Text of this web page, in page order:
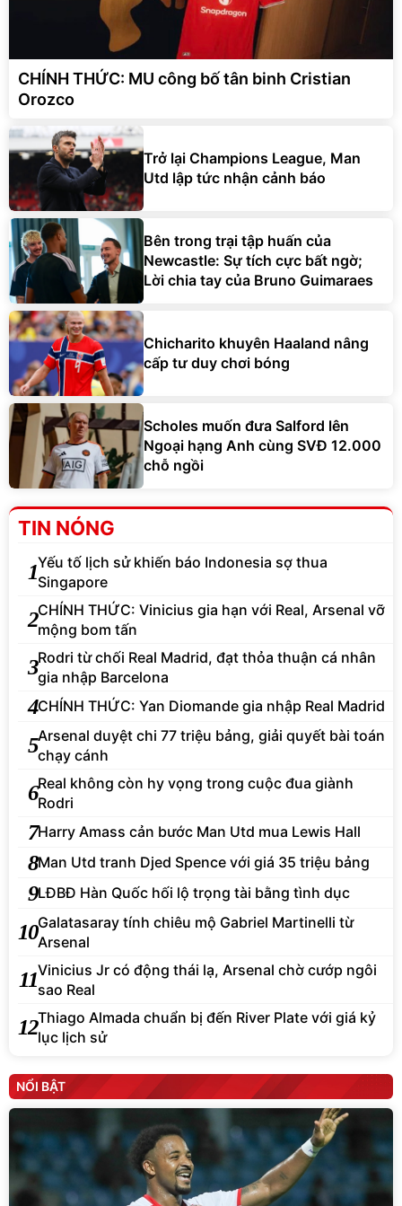
CHÍNH THỨC: MU công bố tân binh Cristian
Orozco
Trở lại Champions League, Man
Utd lập tức nhận cảnh báo
Bên trong trại tập huấn của
Newcastle: Sự tích cực bất ngờ;
Lời chia tay của Bruno Guimaraes
Chicharito khuyên Haaland nâng
cấp tư duy chơi bóng
Scholes muốn đưa Salford lên
Ngoại hạng Anh cùng SVĐ 12.000
chỗ ngồi
TIN NÓNG
1Yếu tố lịch sử khiến báo Indonesia sợ thua
Singapore
2CHÍNH THỨC: Vinicius gia hạn với Real, Arsenal vỡ
mộng bom tấn
3Rodri từ chối Real Madrid, đạt thỏa thuận cá nhân
gia nhập Barcelona
4CHÍNH THỨC: Yan Diomande gia nhập Real Madrid
5Arsenal duyệt chi 77 triệu bảng, giải quyết bài toán
chạy cánh
6Real không còn hy vọng trong cuộc đua giành
Rodri
7Harry Amass cản bước Man Utd mua Lewis Hall
8Man Utd tranh Djed Spence với giá 35 triệu bảng
9LĐBĐ Hàn Quốc hối lộ trọng tài bằng tình dục
10Galatasaray tính chiêu mộ Gabriel Martinelli từ
Arsenal
11Vinicius Jr có động thái lạ, Arsenal chờ cướp ngôi
sao Real
12Thiago Almada chuẩn bị đến River Plate với giá kỷ
lục lịch sử
NỔI BẬT